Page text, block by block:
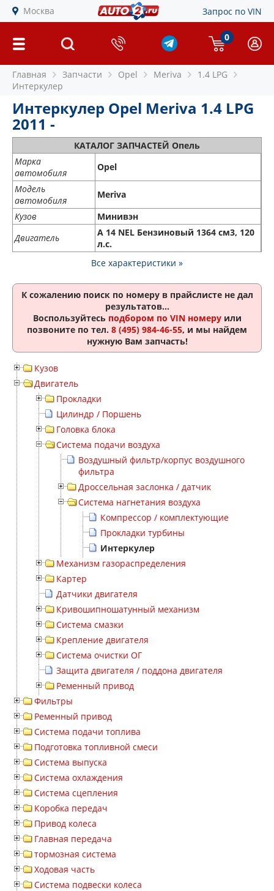
Москва Запрос по VIN
0
Главная Запчасти Opel Meriva
1.4 LPG
Интеркулер
Интеркулер Opel Meriva 1.4 LPG
2011 -
КАТАЛОГ ЗАПЧАСТЕЙ Опель
Марка
автомобиля
Opel
Модель
автомобиля
Meriva
Кузов
Минивэн
Двигатель
A 14 NEL Бензиновый 1364 см3, 120
л.с.
Все характеристики »
К сожалению поиск по номеру в прайслисте не дал
результатов...
Воспользуйтесь подбором по VIN номеруили
позвоните по тел. 8 (495) 984-46-55, и мы найдем
нужную Вам запчасть!
Кузов
Двигатель
Прокладки
Цилиндр / Поршень
Головка блока
Система подачи воздуха
Воздушный фильтр/корпус воздушного
фильтра
Дроссельная заслонка / датчик
Система нагнетания воздуха
Компрессор / комплектующие
Прокладки турбины
Интеркулер
Механизм газораспределения
Картер
Датчики двигателя
Кривошипношатунный механизм
Система смазки
Крепление двигателя
Система очистки ОГ
Защита двигателя / поддона двигателя
Ременный привод
Фильтры
Ременный привод
Система подачи топлива
Подготовка топливной смеси
Система выпуска
Система охлаждения
Система сцепления
Коробка передач
Привод колеса
Главная передача
тормозная система
Ходовая часть
Система подвески колеса